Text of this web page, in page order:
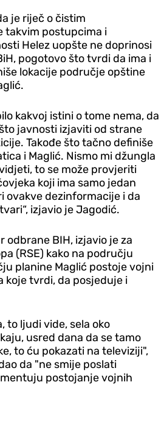
je riječ o čistim
takvim postupcima i
Helez uopšte ne doprinosi
pogotovo što tvrdi da ima i
lokacije područje opštine
kakvoj istini o tome nema, da
javnosti izjaviti od strane
Takođe što tačno definiše
i Maglić. Nismo mi džungla
to se može provjeriti
koji ima samo jedan
ovakve dezinformacije i da
izjavio je Jagodić.
odbrane BIH, izjavio je za
(RSE) kako na području
planine Maglić postoje vojni
koje tvrdi, da posjeduje i
to ljudi vide, sela oko
usred dana da se tamo
to ću pokazati na televiziji",
da "ne smije poslati
postojanje vojnih